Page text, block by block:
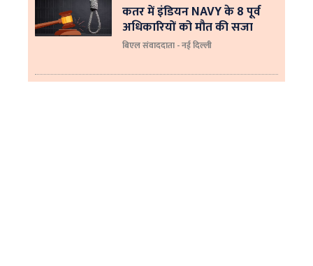
कतर में इंडियन NAVY के 8 पूर्व
अधिकारियों को मौत की सजा
बिएल संवाददाता - नई दिल्ली